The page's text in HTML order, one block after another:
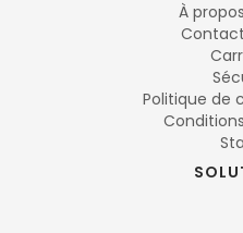
À
Politique de